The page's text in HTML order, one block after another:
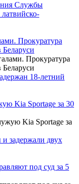
Службы
Прокуратура
Беларуси
18-летний
Kia Sportage за 30
задержали двух
под суд за 5